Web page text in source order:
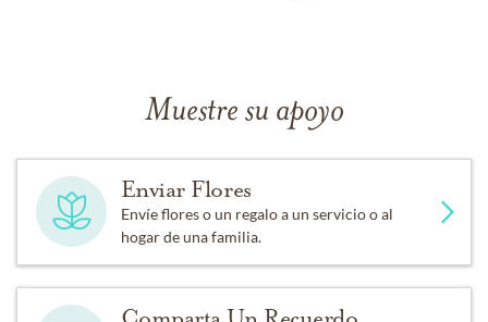
Muestre su apoyo
Enviar Flores
Envíe flores o un regalo a un servicio o al
hogar de una familia.